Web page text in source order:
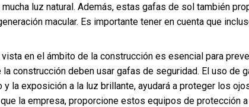
luz natural. Además, estas gafas de sol también
macular. Es importante tener en cuenta que
en el ámbito de la construcción es esencial para
construcción deben usar gafas de seguridad. El uso
la exposición a la luz brillante, ayudará a proteger los
la empresa, proporcione estos equipos de protección